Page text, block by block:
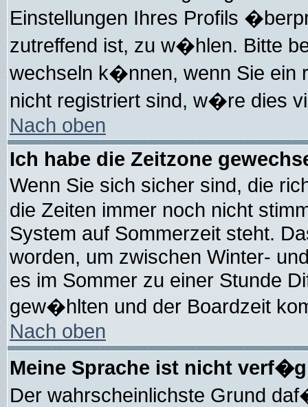
Einstellungen Ihres Profils
zutreffend ist, zu w�hlen. Bitte
wechseln k�nnen, wenn Sie ein
nicht registriert sind, w�re dies
Nach oben
Ich habe die Zeitzone
Wenn Sie sich sicher sind, die
die Zeiten immer noch nicht
System auf Sommerzeit steht.
worden, um zwischen Winter-
es im Sommer zu einer Stunde
gew�hlten und der Boardzeit
Nach oben
Meine Sprache ist nicht
Der wahrscheinlichste Grund